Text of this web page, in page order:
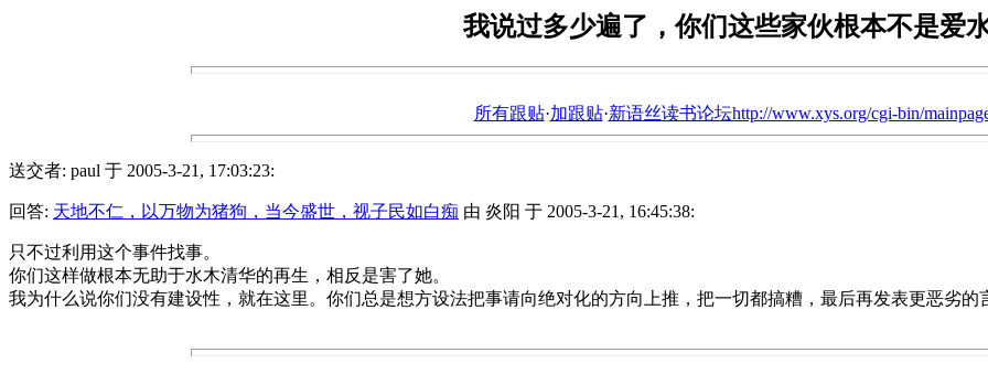
我说过多少遍了，你们这些家伙根本不是爱
所有跟贴·加跟贴·新语丝读书论坛http://www.xys.org/cgi-bin/
送交者: paul 于 2005-3-21, 17:03:23:
回答: 天地不仁，以万物为猪狗，当今盛世，视子民如白痴 由 炎阳 于 2005-3-21, 16:45:38:
只不过利用这个事件找事。
你们这样做根本无助于水木清华的再生，相反是害了她。
我为什么说你们没有建设性，就在这里。你们总是想方设法把事请向绝对化的方向上推，把一切都搞糟，最后再发表更恶劣